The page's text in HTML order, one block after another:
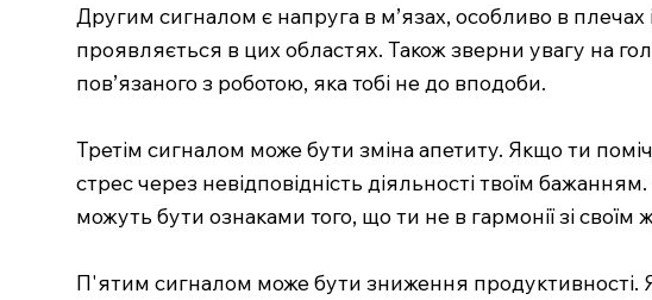
Другим сигналом є напруга в м’язах, особливо в
проявляється в цих областях. Також зверни увагу на
пов’язаного з роботою, яка тобі не до вподоби.
Третім сигналом може бути зміна апетиту. Якщо ти
стрес через невідповідність діяльності твоїм
можуть бути ознаками того, що ти не в гармонії зі своїм
П'ятим сигналом може бути зниження продуктивності.